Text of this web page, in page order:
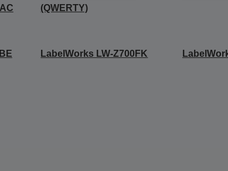
(QWERTY)
LabelWorks LW-Z700FK